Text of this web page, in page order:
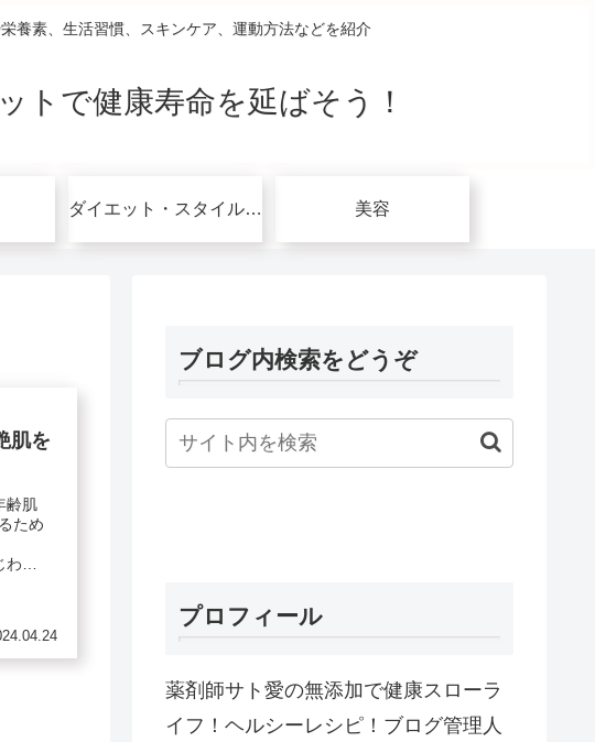
養素、生活習慣、スキンケア、運動方法などを紹介
トで健康寿命を延ばそう！
ダイエット・スタイルアップ関連 美容
肌を
齢肌
ため
に
ブログ内検索をどうぞ
プロフィール
薬剤師サト愛の無添加で健康スローラ
イフ！ヘルシーレシピ！ブログ管理人